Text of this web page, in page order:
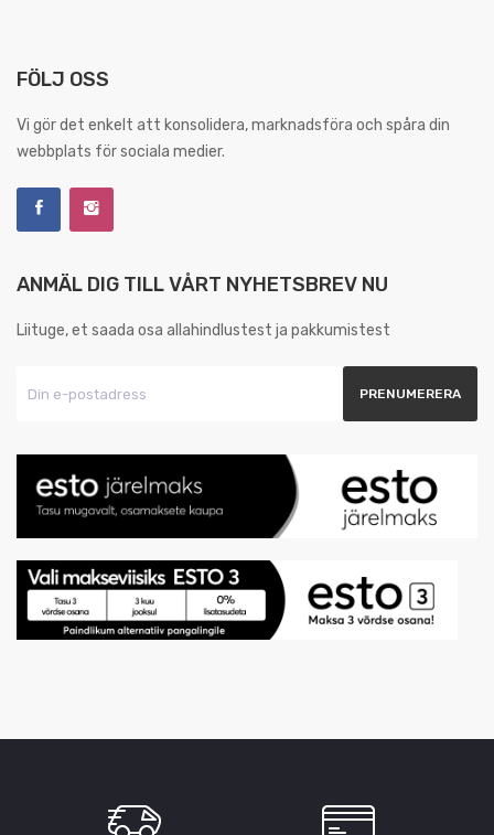
FÖLJ OSS
Vi gör det enkelt att konsolidera, marknadsföra och spåra din
webbplats för sociala medier.
ANMÄL DIG TILL VÅRT NYHETSBREV NU
Liituge, et saada osa allahindlustest ja pakkumistest